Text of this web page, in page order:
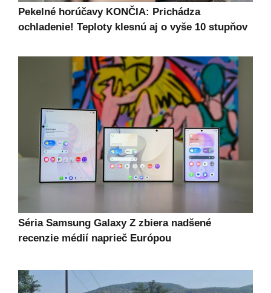
Pekelné horúčavy KONČIA: Prichádza
ochladenie! Teploty klesnú aj o vyše 10 stupňov
Séria Samsung Galaxy Z zbiera nadšené
recenzie médií naprieč Európou